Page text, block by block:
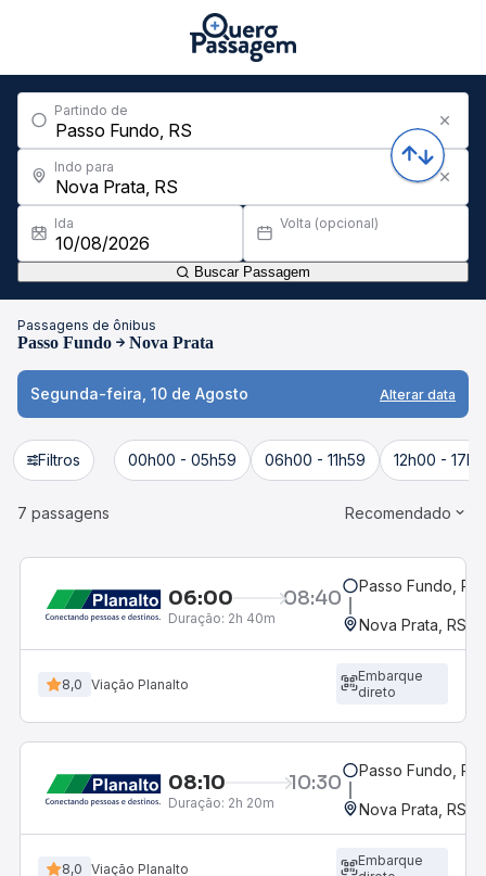
Partindo de
Indo para
Ida Volta (opcional)
Buscar Passagem
Passagens de ônibus
Passo Fundo Nova Prata
Segunda-feira, 10 de Agosto Alterar data
Filtros 00h00 - 05h59 06h00 - 11h59 12h00 -
7 passagens Recomendado
06:00 08:40
Duração: 2h 40m
Passo Fundo, RS
Nova Prata, RS
8,0 Viação Planalto
Embarque
direto
08:10 10:30
Duração: 2h 20m
Passo Fundo, RS
Nova Prata, RS
8,0 Viação Planalto
Embarque